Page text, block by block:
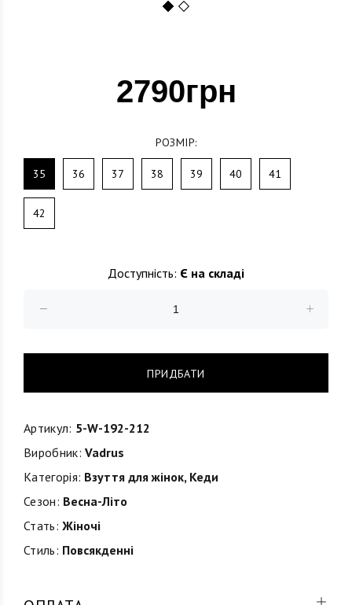
12
2790грн
РОЗМІР:
35 36 37 38 39 40 41
42
Доступність: Є на складі
ПРИДБАТИ
Артикул: 5-W-192-212
Виробник: Vadrus
Категорія: Взуття для жінок, Кеди
Сезон: Весна-Літо
Стать: Жіночі
Стиль: Повсякденні